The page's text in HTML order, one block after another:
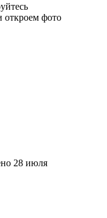
откроем фото
28 июля